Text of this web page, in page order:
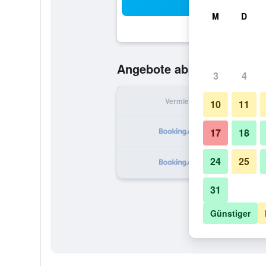
Angebote ab57 € Günstigste
Vermieter
M D
3 4
10 11
17 18
24 25
31
Günstiger